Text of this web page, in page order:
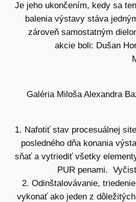
Je jeho ukončením, kedy sa
balenia výstavy stáva
zároveň samostatným
akcie boli: Dušan
Galéria Miloša Alexandra
1. Nafotiť stav procesuálnej
posledného dňa konania
sňať a vytriediť všetky
PUR penami.
2. Odinštalovávanie,
vykonať ako jeden z